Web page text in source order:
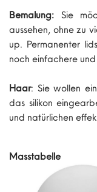
Bemalung: Sie
aussehen, ohne zu
up. Permanenter
noch einfachere
Haar: Sie wollen
das silikon
und natürlichen
Masstabelle